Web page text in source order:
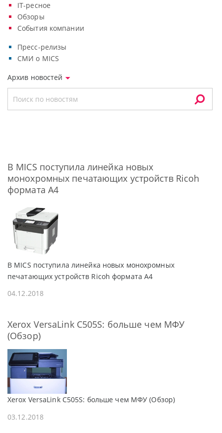
IT-ресное
Обзоры
События компании
Пресс-релизы
СМИ о MICS
Архив новостей
В MICS поступила линейка новых
монохромных печатающих устройств Ricoh
формата A4
В MICS поступила линейка новых монохромных
печатающих устройств Ricoh формата A4
04.12.2018
Xerox VersaLink C505S: больше чем МФУ
(Обзор)
Xerox VersaLink C505S: больше чем МФУ (Обзор)
03.12.2018